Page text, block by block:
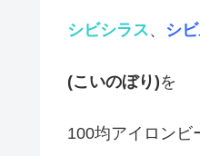
シビシラス、 シ
(こいのぼり)を
100均アイロンビ